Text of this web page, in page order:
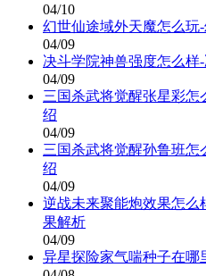
04/10
幻世仙途域外天魔怎么玩
04/09
决斗学院神兽强度怎么样
04/09
三国杀武将觉醒张星彩怎
绍
04/09
三国杀武将觉醒孙鲁班怎
绍
04/09
逆战未来聚能炮效果怎么
果解析
04/09
异星探险家气喘种子在哪